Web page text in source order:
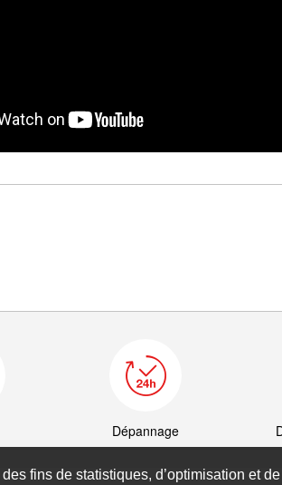
Dépannage
fins de statistiques, d’optimisation et